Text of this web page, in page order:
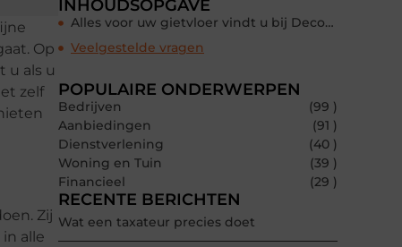
Op
u als u
zelf
Zij
alle
INHOUDSOPGAVE
Alles voor uw gietvloer vindt u bij Decochip
Veelgestelde vragen
POPULAIRE ONDERWERPEN
Bedrijven
(99 )
Aanbiedingen
(91 )
Dienstverlening
(40 )
Woning en Tuin
(39 )
Financieel
(29 )
RECENTE BERICHTEN
Wat een taxateur precies doet